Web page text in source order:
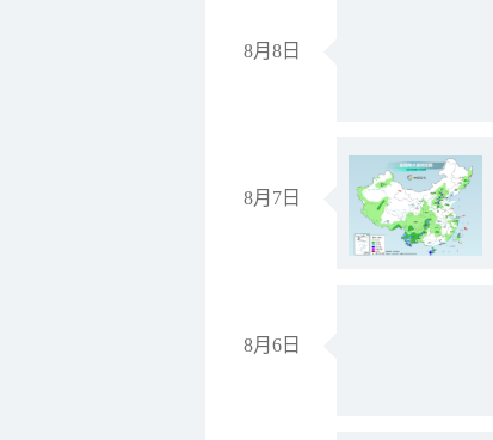
8月8日
8月7日
8月6日